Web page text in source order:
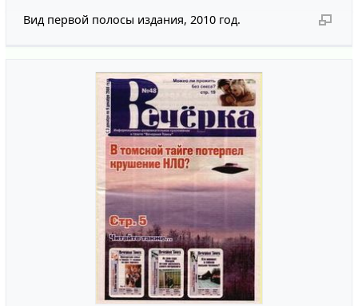
Вид первой полосы издания, 2010 год.